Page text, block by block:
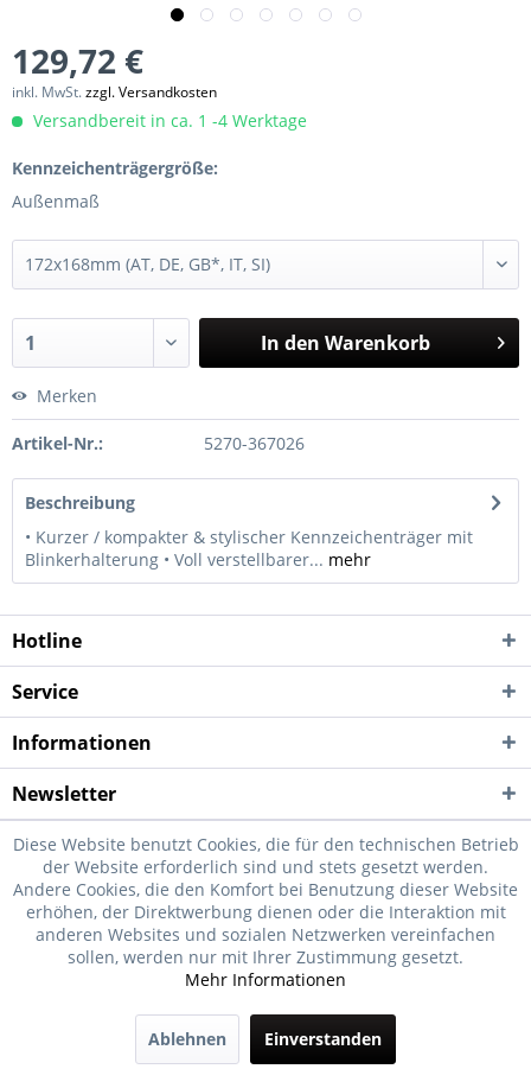
129,72 €
inkl. MwSt.zzgl. Versandkosten
Versandbereit in ca. 1 -4 Werktage
Kennzeichenträgergröße:
Außenmaß
In den Warenkorb
Merken
Artikel-Nr.: 5270-367026
Beschreibung
• Kurzer / kompakter & stylischer Kennzeichenträger mit
Blinkerhalterung • Voll verstellbarer... mehr
Hotline
Service
Informationen
Newsletter
Diese Website benutzt Cookies, die für den technischen Betrieb
der Website erforderlich sind und stets gesetzt werden.
Andere Cookies, die den Komfort bei Benutzung dieser Website
erhöhen, der Direktwerbung dienen oder die Interaktion mit
anderen Websites und sozialen Netzwerken vereinfachen
sollen, werden nur mit Ihrer Zustimmung gesetzt.
Mehr Informationen
Ablehnen Einverstanden